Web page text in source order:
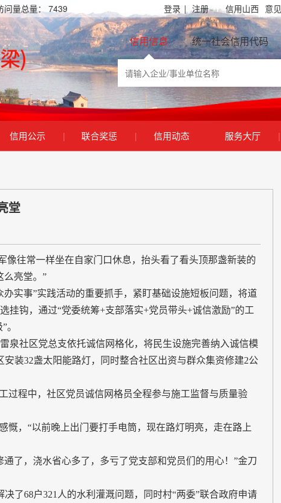
量总量： 7439 意
信用山西
登录 | 注册
信用信息 统一社会信用代码
信用公示 | 联合奖惩 | 信用动态 服务大厅 |
堂
往常一样坐在自家门口休息，抬头看了看头顶那盏新装的
么亮堂。”
事”实践活动的重要抓手，紧盯基础设施短板问题，将道
挂钩，通过“党委统筹+支部落实+党员带头+诚信激励”的工
。
社区党总支依托诚信网格化，将民生设施完善纳入诚信模
装32盏太阳能路灯，同时整合社区出资与群众集资修建2公
程中，社区党员诚信网格员全程参与施工监督与质量验
，“以前晚上出门要打手电筒，现在路灯明亮，走在路上
，浇水省心多了，多亏了党支部和党员们的用心！”金刀
68户321人的水利灌溉问题，同时村“两委”联合政府申请